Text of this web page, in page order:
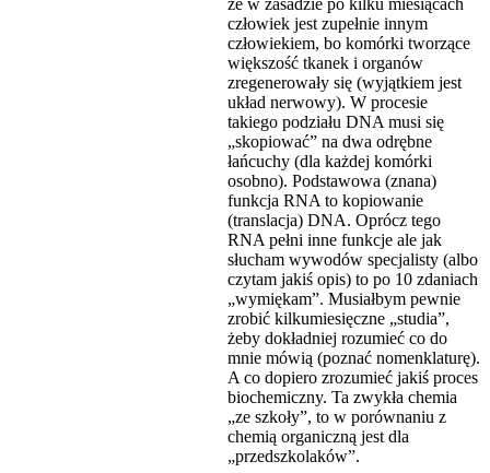
że w zasadzie po kilku miesiącach
człowiek jest zupełnie innym
człowiekiem, bo komórki tworzące
większość tkanek i organów
zregenerowały się (wyjątkiem jest
układ nerwowy). W procesie
takiego podziału DNA musi się
„skopiować” na dwa odrębne
łańcuchy (dla każdej komórki
osobno). Podstawowa (znana)
funkcja RNA to kopiowanie
(translacja) DNA. Oprócz tego
RNA pełni inne funkcje ale jak
słucham wywodów specjalisty (albo
czytam jakiś opis) to po 10 zdaniach
„wymiękam”. Musiałbym pewnie
zrobić kilkumiesięczne „studia”,
żeby dokładniej rozumieć co do
mnie mówią (poznać nomenklaturę).
A co dopiero zrozumieć jakiś proces
biochemiczny. Ta zwykła chemia
„ze szkoły”, to w porównaniu z
chemią organiczną jest dla
„przedszkolaków”.